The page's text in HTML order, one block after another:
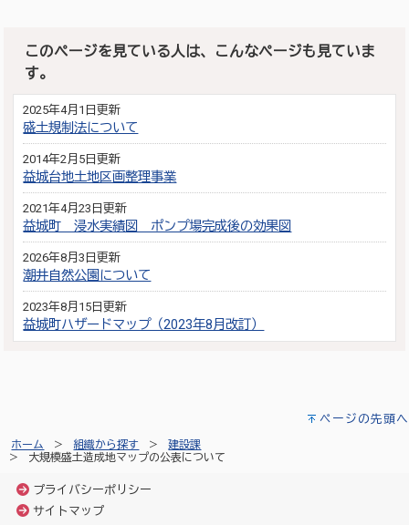
このページを見ている人は、こんなページも見ていま
す。
2025年4月1日更新
盛土規制法について
2014年2月5日更新
益城台地土地区画整理事業
2021年4月23日更新
益城町 浸水実績図 ポンプ場完成後の効果図
2026年8月3日更新
潮井自然公園について
2023年8月15日更新
益城町ハザードマップ（2023年8月改訂）
ページの先頭へ
ホーム 組織から探す
建設課
大規模盛土造成地マップの公表について
プライバシーポリシー
サイトマップ